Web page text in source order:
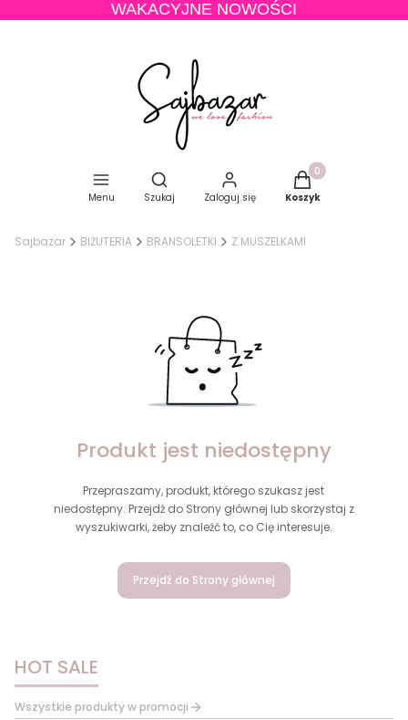
WAKACYJNE NOWOŚCI
Menu
Otwórz wyszukiwarkę
Szukaj Zaloguj się
Produkty w
Koszyk
Sajbazar BIŻUTERIA BRANSOLETKI Z MUSZELKAMI
Produkt jest niedostępny
Przepraszamy, produkt, którego szukasz jest
niedostępny. Przejdź do Strony głównej lub skorzystaj z
wyszukiwarki, żeby znaleźć to, co Cię interesuje.
Przejdź do Strony głównej
HOT SALE
Wszystkie produkty w promocji